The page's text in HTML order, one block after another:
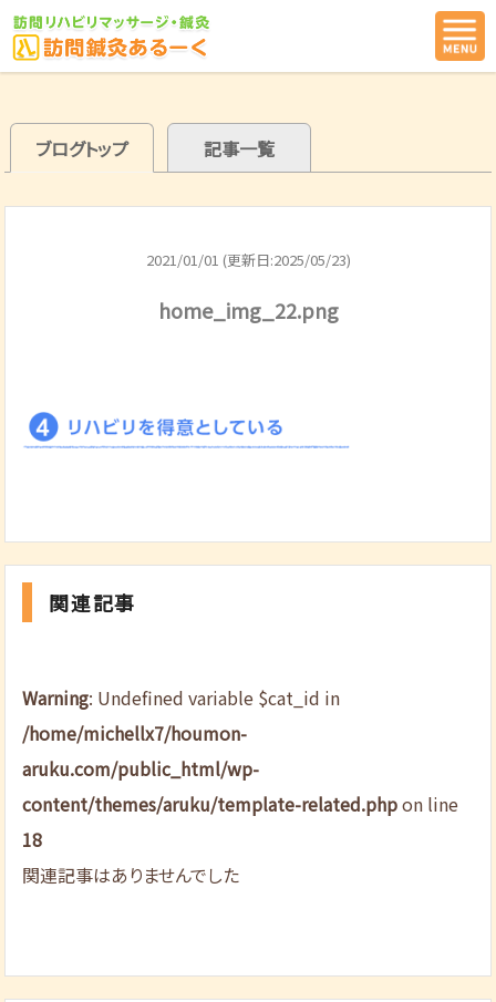
ブログトップ 記事一覧
2021/01/01 (更新日:2025/05/23)
home_img_22.png
関連記事
Warning: Undefined variable $cat_id in
/home/michellx7/houmon-
aruku.com/public_html/wp-
content/themes/aruku/template-related.phpon line
18
関連記事はありませんでした